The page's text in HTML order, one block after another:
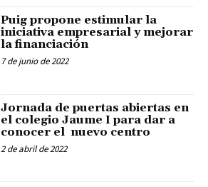
Puig propone estimular la
iniciativa empresarial y mejorar
la financiación
7 de junio de 2022
Jornada de puertas abiertas en
el colegio Jaume I para dar a
conocer el nuevo centro
2 de abril de 2022